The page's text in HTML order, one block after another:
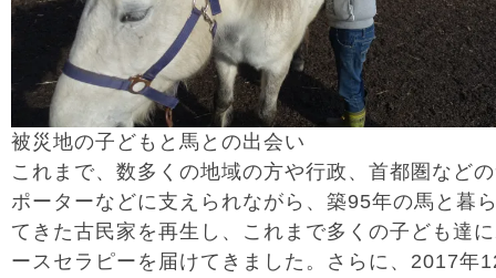
被災地の子どもと馬との出会い
これまで、数多くの地域の方や行政、首都圏など
ポーターなどに支えられながら、築95年の馬と暮
てきた古民家を再生し、これまで多くの子ども達
ースセラピーを届けてきました。さらに、2017年